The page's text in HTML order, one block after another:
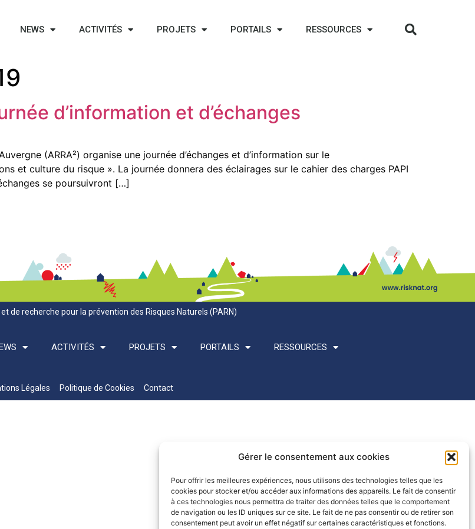
Gérer le consentement aux cookies
Pour offrir les meilleures expériences, nous utilisons des technologies telles que les
cookies pour stocker et/ou accéder aux informations des appareils. Le fait de consentir
à ces technologies nous permettra de traiter des données telles que le comportement
de navigation ou les ID uniques sur ce site. Le fait de ne pas consentir ou de retirer son
consentement peut avoir un effet négatif sur certaines caractéristiques et fonctions.
NEWS ACTIVITÉS PROJETS PORTAILS RESSOURCES
d’information et d’échanges
(ARRA²) organise une journée d’échanges et d’information sur le
et culture du risque ». La journée donnera des éclairages sur le cahier des charges PAPI
se poursuivront […]
de recherche pour la prévention des Risques Naturels (PARN)
ACTIVITÉS PROJETS PORTAILS RESSOURCES
Légales Politique de Cookies Contact